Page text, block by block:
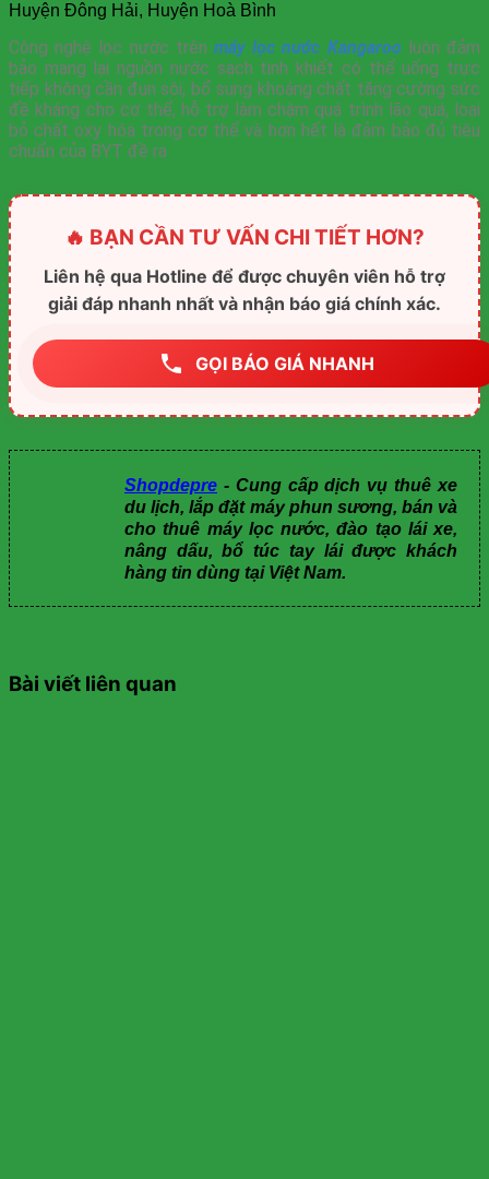
Huyện Đông Hải, Huyện Hoà Bình
Công nghệ lọc nước trên máy lọc nước Kangaroo luôn đảm
bảo mang lại nguồn nước sạch tinh khiết có thể uống trực
tiếp không cần đun sôi, bổ sung khoáng chất tăng cường sức
đề kháng cho cơ thể, hỗ trợ làm chậm quá trình lão quá, loại
bỏ chất oxy hóa trong cơ thể và hơn hết là đảm bảo đủ tiêu
chuẩn của BYT đề ra
🔥 BẠN CẦN TƯ VẤN CHI TIẾT HƠN?
Liên hệ qua Hotline để được chuyên viên hỗ trợ
giải đáp nhanh nhất và nhận báo giá chính xác.
GỌI BÁO GIÁ NHANH
Shopdepre - Cung cấp dịch vụ thuê xe
du lịch, lắp đặt máy phun sương, bán và
cho thuê máy lọc nước, đào tạo lái xe,
nâng dấu, bổ túc tay lái được khách
hàng tin dùng tại Việt Nam.
Bài viết liên quan